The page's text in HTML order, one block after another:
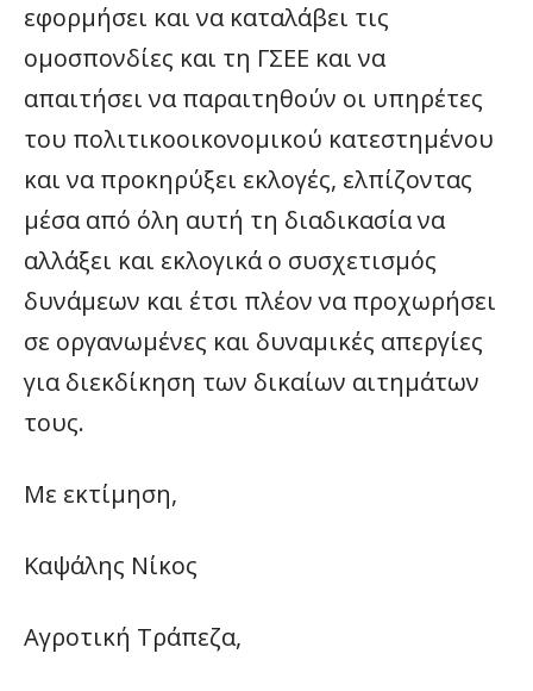
εφορμήσει και να καταλάβει τις
ομοσπονδίες και τη ΓΣΕΕ και να
απαιτήσει να παραιτηθούν οι υπηρέτες
του πολιτικοοικονομικού κατεστημένου
και να προκηρύξει εκλογές, ελπίζοντας
μέσα από όλη αυτή τη διαδικασία να
αλλάξει και εκλογικά ο συσχετισμός
δυνάμεων και έτσι πλέον να προχωρήσει
σε οργανωμένες και δυναμικές απεργίες
για διεκδίκηση των δικαίων αιτημάτων
τους.
Με εκτίμηση,
Καψάλης Νίκος
Αγροτική Τράπεζα,